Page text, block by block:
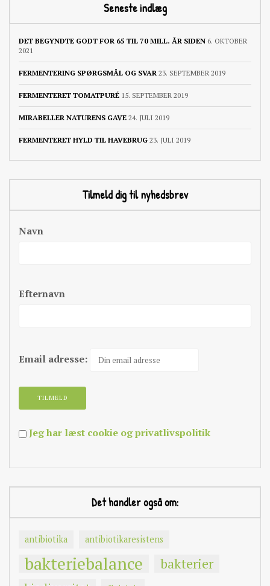
Seneste indlæg
DET BEGYNDTE GODT FOR 65 TIL 70 MILL. ÅR SIDEN 6. OKTOBER
2021
FERMENTERING SPØRGSMÅL OG SVAR 23. SEPTEMBER 2019
FERMENTERET TOMATPURÉ 15. SEPTEMBER 2019
MIRABELLER NATURENS GAVE 24. JULI 2019
FERMENTERET HYLD TIL HAVEBRUG 23. JULI 2019
Tilmeld dig til nyhedsbrev
Navn
Efternavn
Email adresse:
Jeg har læst cookie og privatlivspolitik
Det handler også om:
antibiotika antibiotikaresistens
bakteriebalance bakterier